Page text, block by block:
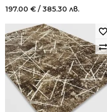
197.00 € / 385.30 лв.